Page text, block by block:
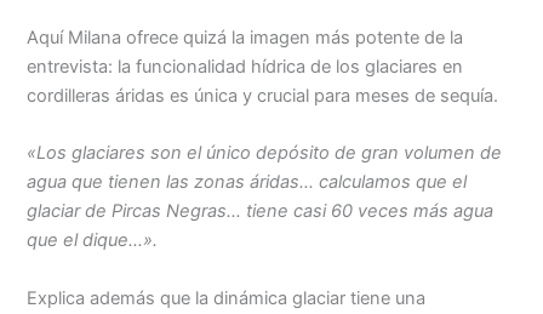
Aquí Milana ofrece quizá la imagen más potente de la
entrevista: la funcionalidad hídrica de los glaciares en
cordilleras áridas es única y crucial para meses de sequía.
«Los glaciares son el único depósito de gran volumen de
agua que tienen las zonas áridas… calculamos que el
glaciar de Pircas Negras… tiene casi 60 veces más agua
que el dique…».
Explica además que la dinámica glaciar tiene una